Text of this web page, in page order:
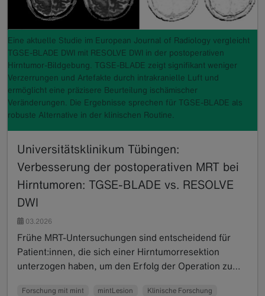
Eine aktuelle Studie im European Journal of Radiology vergleicht
TGSE-BLADE DWI mit RESOLVE DWI in der postoperativen
Hirntumor-Bildgebung. TGSE-BLADE zeigt signifikant weniger
Verzerrungen und Artefakte durch intrakranielle Luft und
ermöglicht eine präzisere Beurteilung ischämischer
Veränderungen. Die Ergebnisse sprechen für TGSE-BLADE als
robuste Alternative in der klinischen Routine.
Universitätsklinikum Tübingen:
Verbesserung der postoperativen MRT bei
Hirntumoren: TGSE-BLADE vs. RESOLVE
DWI
03.2026
Frühe MRT-Untersuchungen sind entscheidend für
Patient:innen, die sich einer Hirntumorresektion
unterzogen haben, um den Erfolg der Operation zu…
Forschung mit mint mintLesion Klinische Forschung